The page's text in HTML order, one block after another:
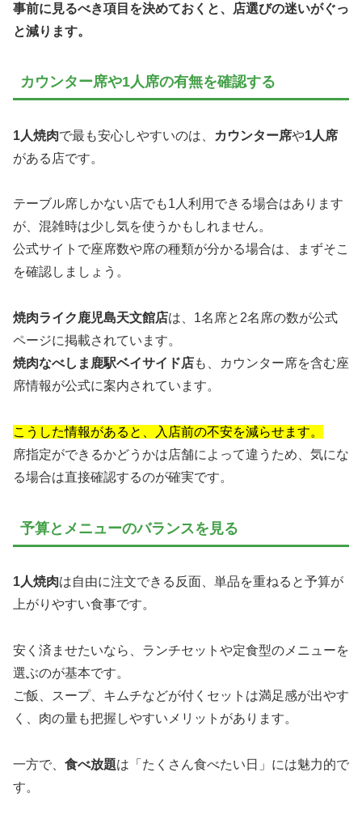
事前に見るべき項目を決めておくと、店選びの迷いがぐっ
と減ります。
カウンター席や1人席の有無を確認する
1人焼肉で最も安心しやすいのは、 カウンター席や1人席
がある店です。
テーブル席しかない店でも1人利用できる場合はあります
が、混雑時は少し気を使うかもしれません。
公式サイトで座席数や席の種類が分かる場合は、まずそこ
を確認しましょう。
焼肉ライク鹿児島天文館店は、1名席と2名席の数が公式
ページに掲載されています。
焼肉なべしま鹿駅ベイサイド店も、カウンター席を含む座
席情報が公式に案内されています。
こうした情報があると、入店前の不安を減らせます。
席指定ができるかどうかは店舗によって違うため、気にな
る場合は直接確認するのが確実です。
予算とメニューのバランスを見る
1人焼肉は自由に注文できる反面、単品を重ねると予算が
上がりやすい食事です。
安く済ませたいなら、ランチセットや定食型のメニューを
選ぶのが基本です。
ご飯、スープ、キムチなどが付くセットは満足感が出やす
く、肉の量も把握しやすいメリットがあります。
一方で、 食べ放題は「たくさん食べたい日」には魅力的で
す。